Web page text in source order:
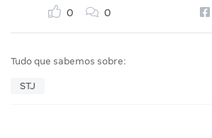
0 0
Tudo que sabemos sobre:
STJ